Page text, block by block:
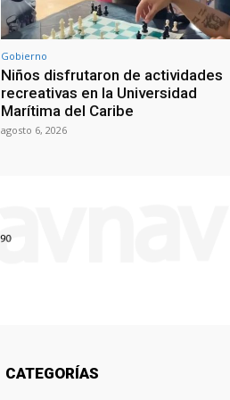
Gobierno
Niños disfrutaron de actividades
recreativas en la Universidad
Marítima del Caribe
agosto 6, 2026
CATEGORÍAS